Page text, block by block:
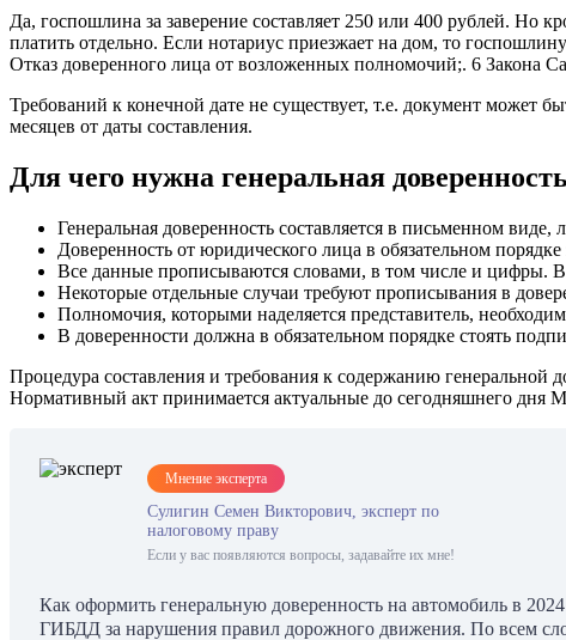
Да, госпошлина за заверение составляет 250 или 400 рублей. Но
платить отдельно. Если нотариус приезжает на дом, то
Отказ доверенного лица от возложенных полномочий;. 6 Закона
Требований к конечной дате не существует, т.е. документ может
месяцев от даты составления.
Для чего нужна генеральная
Генеральная доверенность составляется в письменном
Доверенность от юридического лица в обязательном
Все данные прописываются словами, в том числе и цифры.
Некоторые отдельные случаи требуют прописывания в
Полномочия, которыми наделяется представитель,
В доверенности должна в обязательном порядке стоять
Процедура составления и требования к содержанию генеральной
Нормативный акт принимается актуальные до сегодняшнего дня
Мнение эксперта
Сулигин Семен Викторович, эксперт по
налоговому праву
Если у вас появляются вопросы, задавайте их мне!
Как оформить генеральную доверенность на автомобиль в
ГИБДД за нарушения правил дорожного движения. По всем